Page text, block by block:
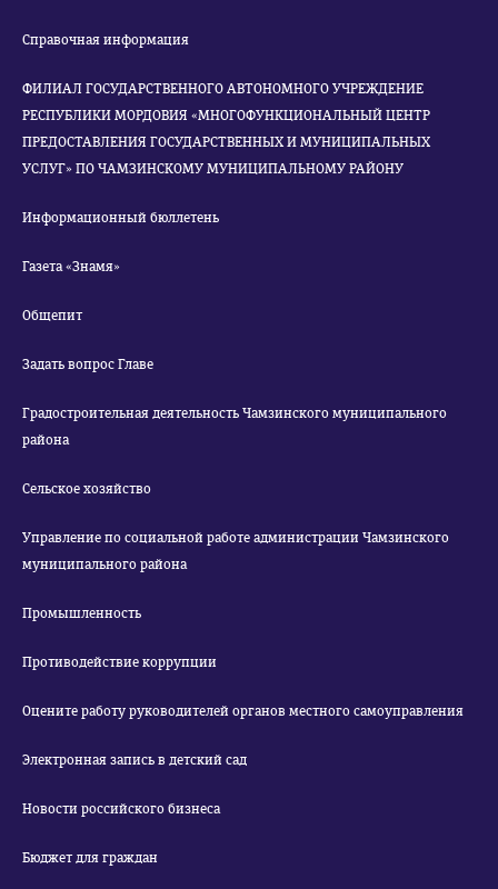
Справочная информация
ФИЛИАЛ ГОСУДАРСТВЕННОГО АВТОНОМНОГО УЧРЕЖДЕНИЕ
РЕСПУБЛИКИ МОРДОВИЯ «МНОГОФУНКЦИОНАЛЬНЫЙ ЦЕНТР
ПРЕДОСТАВЛЕНИЯ ГОСУДАРСТВЕННЫХ И МУНИЦИПАЛЬНЫХ
УСЛУГ» ПО ЧАМЗИНСКОМУ МУНИЦИПАЛЬНОМУ РАЙОНУ
Информационный бюллетень
Газета «Знамя»
Общепит
Задать вопрос Главе
Градостроительная деятельность Чамзинского муниципального
района
Сельское хозяйство
Управление по социальной работе администрации Чамзинского
муниципального района
Промышленность
Противодействие коррупции
Оцените работу руководителей органов местного самоуправления
Электронная запись в детский сад
Новости российского бизнеса
Бюджет для граждан